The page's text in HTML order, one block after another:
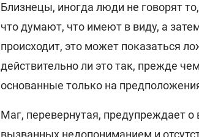
Близнецы, иногда люди не говорят
что думают, что имеют в виду, а
происходит, это может показаться
действительно ли это так, прежде
основанные только на
Маг, перевернутая, предупреждает
вызванных недопониманием и